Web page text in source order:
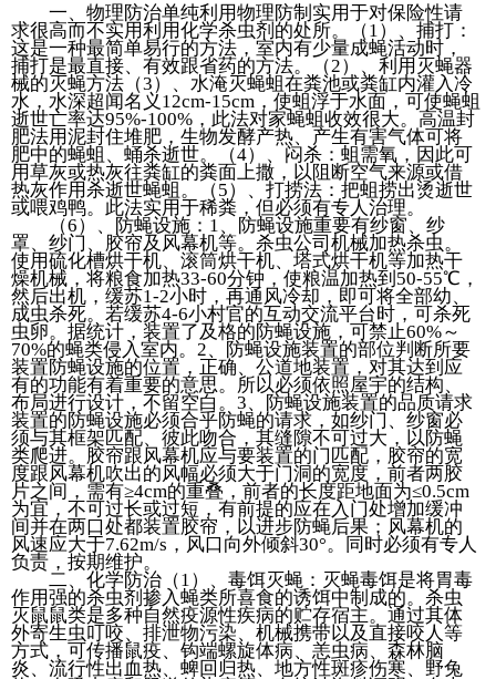
一、物理防治单纯利用物理防制实用于对保险性请
求很高而不实用利用化学杀虫剂的处所。（1）、捕打：
这是一种最简单易行的方法，室内有少量成蝇活动时，
捕打是最直接、有效跟省药的方法。（2）、利用灭蝇器
械的灭蝇方法（3）、水淹灭蝇蛆在粪池或粪缸内灌入冷
水，水深超闻名义12cm-15cm，使蛆浮于水面，可使蝇蛆
逝世亡率达95%-100%，此法对家蝇蛆收效很大。高温封
肥法用泥封住堆肥，生物发酵产热、产生有害气体可将
肥中的蝇蛆、蛹杀逝世。（4）、闷杀：蛆需氧，因此可
用草灰或热灰往粪缸的粪面上撒，以阻断空气来源或借
热灰作用杀逝世蝇蛆。（5）、打捞法：把蛆捞出烫逝世
或喂鸡鸭。此法实用于稀粪，但必须有专人治理。
（6）、防蝇设施：1、防蝇设施重要有纱窗、纱
罩、纱门、胶帘及风幕机等。杀虫公司机械加热杀虫。
使用硫化槽烘干机、滚筒烘干机、塔式烘干机等加热干
燥机械，将粮食加热33-60分钟，使粮温加热到50-55℃，
然后出机，缓苏1-2小时，再通风冷却，即可将全部幼、
成虫杀死。若缓苏4-6小村官的互动交流平台时，可杀死
虫卵。据统计，装置了及格的防蝇设施，可禁止60%～
70%的蝇类侵入室内。2、防蝇设施装置的部位判断所要
装置防蝇设施的位置，正确、公道地装置，对其达到应
有的功能有着重要的意思。所以必须依照屋宇的结构、
布局进行设计，不留空白。3、防蝇设施装置的品质请求
装置的防蝇设施必须合乎防蝇的请求，如纱门、纱窗必
须与其框架匹配、彼此吻合，其缝隙不可过大，以防蝇
类爬进。胶帘跟风幕机应与要装置的门匹配，胶帘的宽
度跟风幕机吹出的风幅必须大于门洞的宽度，前者两胶
片之间，需有≥4cm的重叠，前者的长度距地面为≤0.5cm
为宜，不可过长或过短，有前提的应在入门处增加缓冲
间并在两口处都装置胶帘，以进步防蝇后果；风幕机的
风速应大于7.62m/s，风口向外倾斜30°。同时必须有专人
负责，按期维护。
二、化学防治（1）、毒饵灭蝇：灭蝇毒饵是将胃毒
作用强的杀虫剂掺入蝇类所喜食的诱饵中制成的。杀虫
灭鼠鼠类是多种自然疫源性疾病的贮存宿主。通过其体
外寄生虫叮咬、排泄物污染、机械携带以及直接咬人等
方式，可传播鼠疫、钩端螺旋体病、恙虫病、森林脑
炎、流行性出血热、蜱回归热、地方性斑疹伤寒、野兔